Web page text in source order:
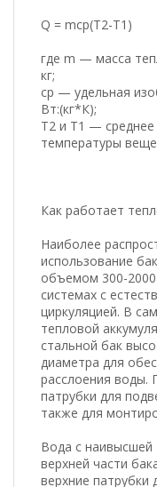
Q = mcp(T2-T1)
где m — масса
кг;
cp — удельная
Вт:(кг*К);
T2 и T1 — среднее
температуры
Как работает
Наиболее
использование
объемом 300-
системах с
циркуляцией. В
тепловой
стальной бак
диаметра для
расслоения воды.
патрубки для
также для
Вода с наивысшей
верхней части
верхние патрубки